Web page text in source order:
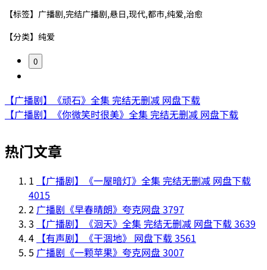
【标签】广播剧,完结广播剧,悬日,现代,都市,纯爱,治愈
【分类】纯爱
0
【广播剧】《顽石》全集 完结无删减 网盘下载
【广播剧】《你微笑时很美》全集 完结无删减 网盘下载
热门文章
1
【广播剧】《一屋暗灯》全集 完结无删减 网盘下载
4015
2 广播剧《早春晴朗》夸克网盘3797
3
【广播剧】《洄天》全集 完结无删减 网盘下载3639
4 【有声剧】《干涸地》 网盘下载3561
5 广播剧《一颗苹果》夸克网盘3007